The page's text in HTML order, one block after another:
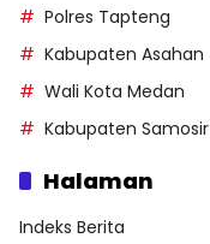
Polres Tapteng
Kabupaten Asahan
Wali Kota Medan
Kabupaten Samosir
Halaman
Indeks Berita